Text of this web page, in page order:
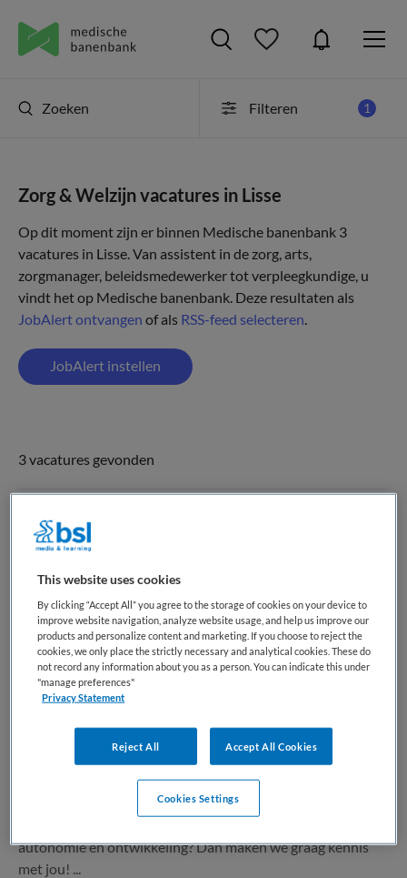
Zoeken Filteren 1
Zorg & Welzijn vacatures in Lisse
Op dit moment zijn er binnen Medische banenbank 3
vacatures in Lisse. Van assistent in de zorg, arts,
zorgmanager, beleidsmedewerker tot verpleegkundige, u
vindt het op Medische banenbank. Deze resultaten als
JobAlert ontvangen of als RSS-feed selecteren.
JobAlert instellen
3 vacatures gevonden
Sociaal psychiatrisch
verpleegkundige FACT wijkteam Lisse
GGZ Rivierduinen,Lisse
HBO
Fulltime
Welke uitdaging ga je aan? Wil jij het verschil maken voor
cliënten met complexe psychiatrische problematiek,
midden in de wijk? En werk je graag samen in een
autonomie en ontwikkeling? Dan maken we graag kennis
met jou! ...
This website uses cookies
By clicking “Accept All” you agree to the storage of cookies on your device to
improve website navigation, analyze website usage, and help us improve our
products and personalize content and marketing. If you choose to reject the
cookies, we only place the strictly necessary and analytical cookies. These do
not record any information about you as a person. You can indicate this under
"manage preferences"
Privacy Statement
Reject All Accept All Cookies
Cookies Settings